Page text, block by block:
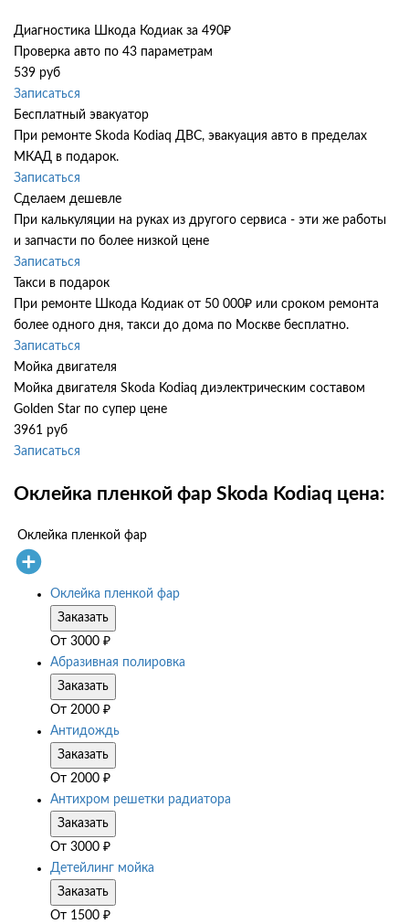
Диагностика Шкода Кодиак за 490₽
Проверка авто по 43 параметрам
539 руб
Записаться
Бесплатный эвакуатор
При ремонте Skoda Kodiaq ДВС, эвакуация авто в пределах
МКАД в подарок.
Записаться
Сделаем дешевле
При калькуляции на руках из другого сервиса - эти же работы
и запчасти по более низкой цене
Записаться
Такси в подарок
При ремонте Шкода Кодиак от 50 000₽ или сроком ремонта
более одного дня, такси до дома по Москве бесплатно.
Записаться
Мойка двигателя
Мойка двигателя Skoda Kodiaq диэлектрическим составом
Golden Star по супер цене
3961 руб
Записаться
Оклейка пленкой фар Skoda Kodiaq цена:
Оклейка пленкой фар
Оклейка пленкой фар
Заказать
От 3000 ₽
Абразивная полировка
Заказать
От 2000 ₽
Антидождь
Заказать
От 2000 ₽
Антихром решетки радиатора
Заказать
От 3000 ₽
Детейлинг мойка
Заказать
От 1500 ₽